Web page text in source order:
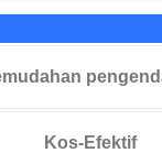
Kos-Efektif